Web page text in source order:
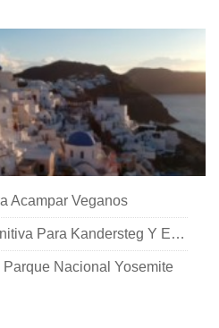
Acampar Veganos
La Guía De Viaje Definitiva Para Kandersteg Y El Lago Oeschinensee
Nacional Yosemite